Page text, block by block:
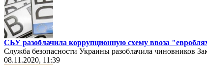
СБУ разоблачила коррупционную схему ввоза
Служба безопасности Украины разоблачила чиновников
08.11.2020, 11:39